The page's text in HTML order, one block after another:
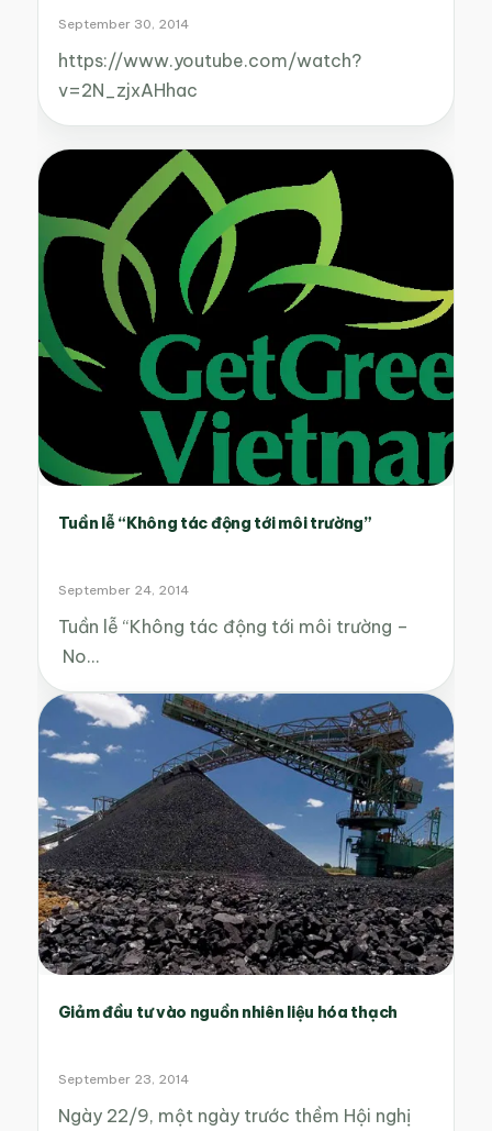
September 30, 2014
https://www.youtube.com/watch?
v=2N_zjxAHhac
Tuần lễ “Không tác động tới môi trường”
September 24, 2014
Tuần lễ “Không tác động tới môi trường –
No…
Giảm đầu tư vào nguồn nhiên liệu hóa thạch
September 23, 2014
Ngày 22/9, một ngày trước thềm Hội nghị